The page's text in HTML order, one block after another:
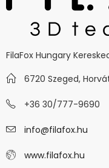
FilaFox Hungary
6720 Szeged,
+36 30/777-9690
info@filafox.hu
www.filafox.hu